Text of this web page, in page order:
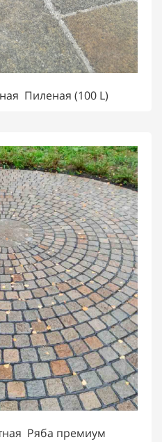
Пиленая (100 L)
Ряба премиум